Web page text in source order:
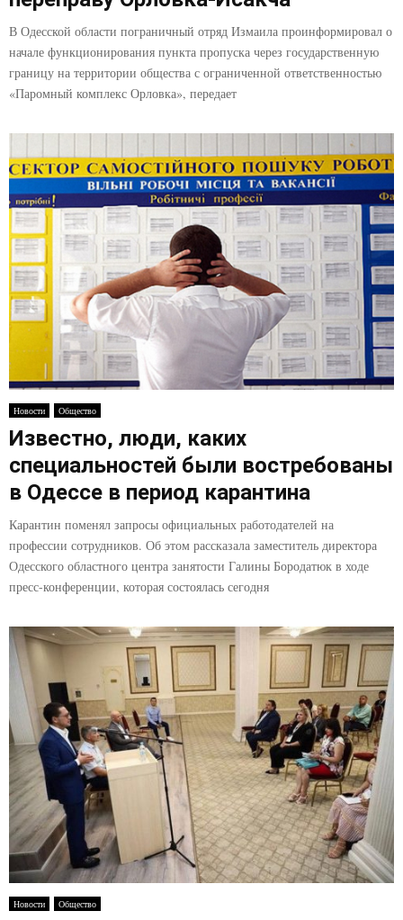
В Одесской области пограничный отряд Измаила проинформировал о
начале функционирования пункта пропуска через государственную
границу на территории общества с ограниченной ответственностью
«Паромный комплекс Орловка», передает
Новости Общество
Известно, люди, каких
специальностей были востребованы
в Одессе в период карантина
Карантин поменял запросы официальных работодателей на
профессии сотрудников. Об этом рассказала заместитель директора
Одесского областного центра занятости Галины Бородатюк в ходе
пресс-конференции, которая состоялась сегодня
Новости Общество